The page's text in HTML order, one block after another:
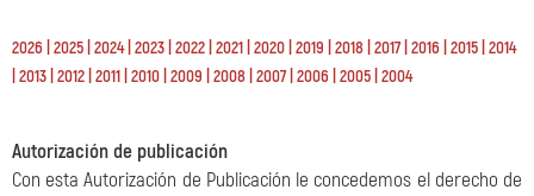
2026 2025 2024| 2023 2022 2021 2020 2019 2018 2017 2016 2015 2014
2013 2012 2011 2010 2009 2008 2007 2006 2005 2004
Autorización de publicación
Con esta Autorización de Publicación le concedemos el derecho de